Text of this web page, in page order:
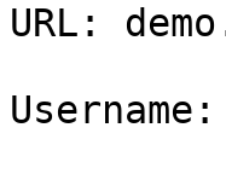
URL: